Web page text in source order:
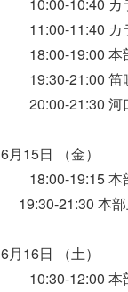
11:00-11:40 カ
18:00-19:00 本部
19:30-21:00 笛
20:00-21:30 河
6月15日 （金）
18:00-19:15 本
19:30-21:30 本部
6月16日 （土）
10:30-12:00 本部